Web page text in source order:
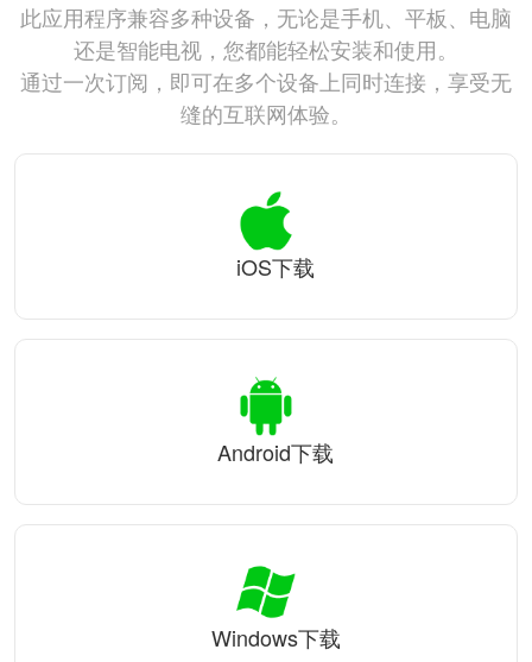
此应用程序兼容多种设备，无论是手机、平板、电脑
还是智能电视，您都能轻松安装和使用。
通过一次订阅，即可在多个设备上同时连接，享受无
缝的互联网体验。
iOS下载
Android下载
Windows下载